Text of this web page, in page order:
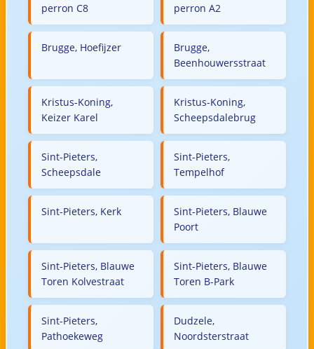
perron C8
perron A2
Brugge, Hoefijzer
Brugge,
Beenhouwersstraat
Kristus-Koning,
Keizer Karel
Kristus-Koning,
Scheepsdalebrug
Sint-Pieters,
Scheepsdale
Sint-Pieters,
Tempelhof
Sint-Pieters, Kerk
Sint-Pieters, Blauwe
Poort
Sint-Pieters, Blauwe
Toren Kolvestraat
Sint-Pieters, Blauwe
Toren B-Park
Sint-Pieters,
Pathoekeweg
Dudzele,
Noordsterstraat